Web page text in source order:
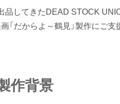
品してきたDEAD STOCK
「だからよ～鶴見」製作にご支
作背景